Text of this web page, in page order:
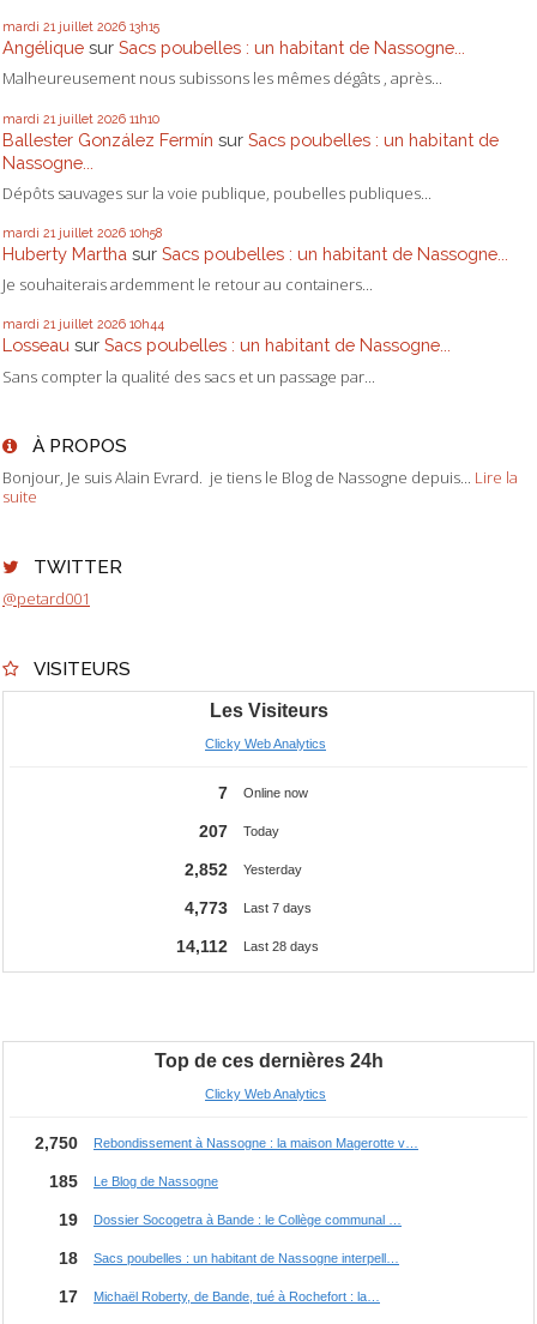
mardi 21 juillet 2026 13h15
Angélique sur Sacs poubelles : un habitant de Nassogne...
Malheureusement nous subissons les mêmes dégâts , après...
mardi 21 juillet 2026 11h10
Ballester González Fermín sur Sacs poubelles : un habitant de
Nassogne...
Dépôts sauvages sur la voie publique, poubelles publiques...
mardi 21 juillet 2026 10h58
Huberty Martha sur Sacs poubelles : un habitant de Nassogne...
Je souhaiterais ardemment le retour au containers...
mardi 21 juillet 2026 10h44
Losseau sur Sacs poubelles : un habitant de Nassogne...
Sans compter la qualité des sacs et un passage par...
À PROPOS
Bonjour, Je suis Alain Evrard. je tiens le Blog de Nassogne depuis... Lire la
suite
TWITTER
@petard001
VISITEURS